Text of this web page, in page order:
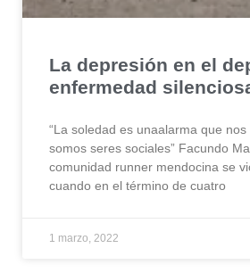
La depresión en el
enfermedad
“La soledad es unaalarma que
somos seres sociales” Facundo
comunidad runner mendocina se
cuando en el término de cuatro
1 marzo, 2022